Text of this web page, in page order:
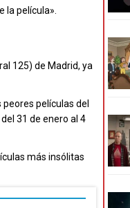
la película».
125) de Madrid, ya
películas del
31 de enero al 4
más insólitas